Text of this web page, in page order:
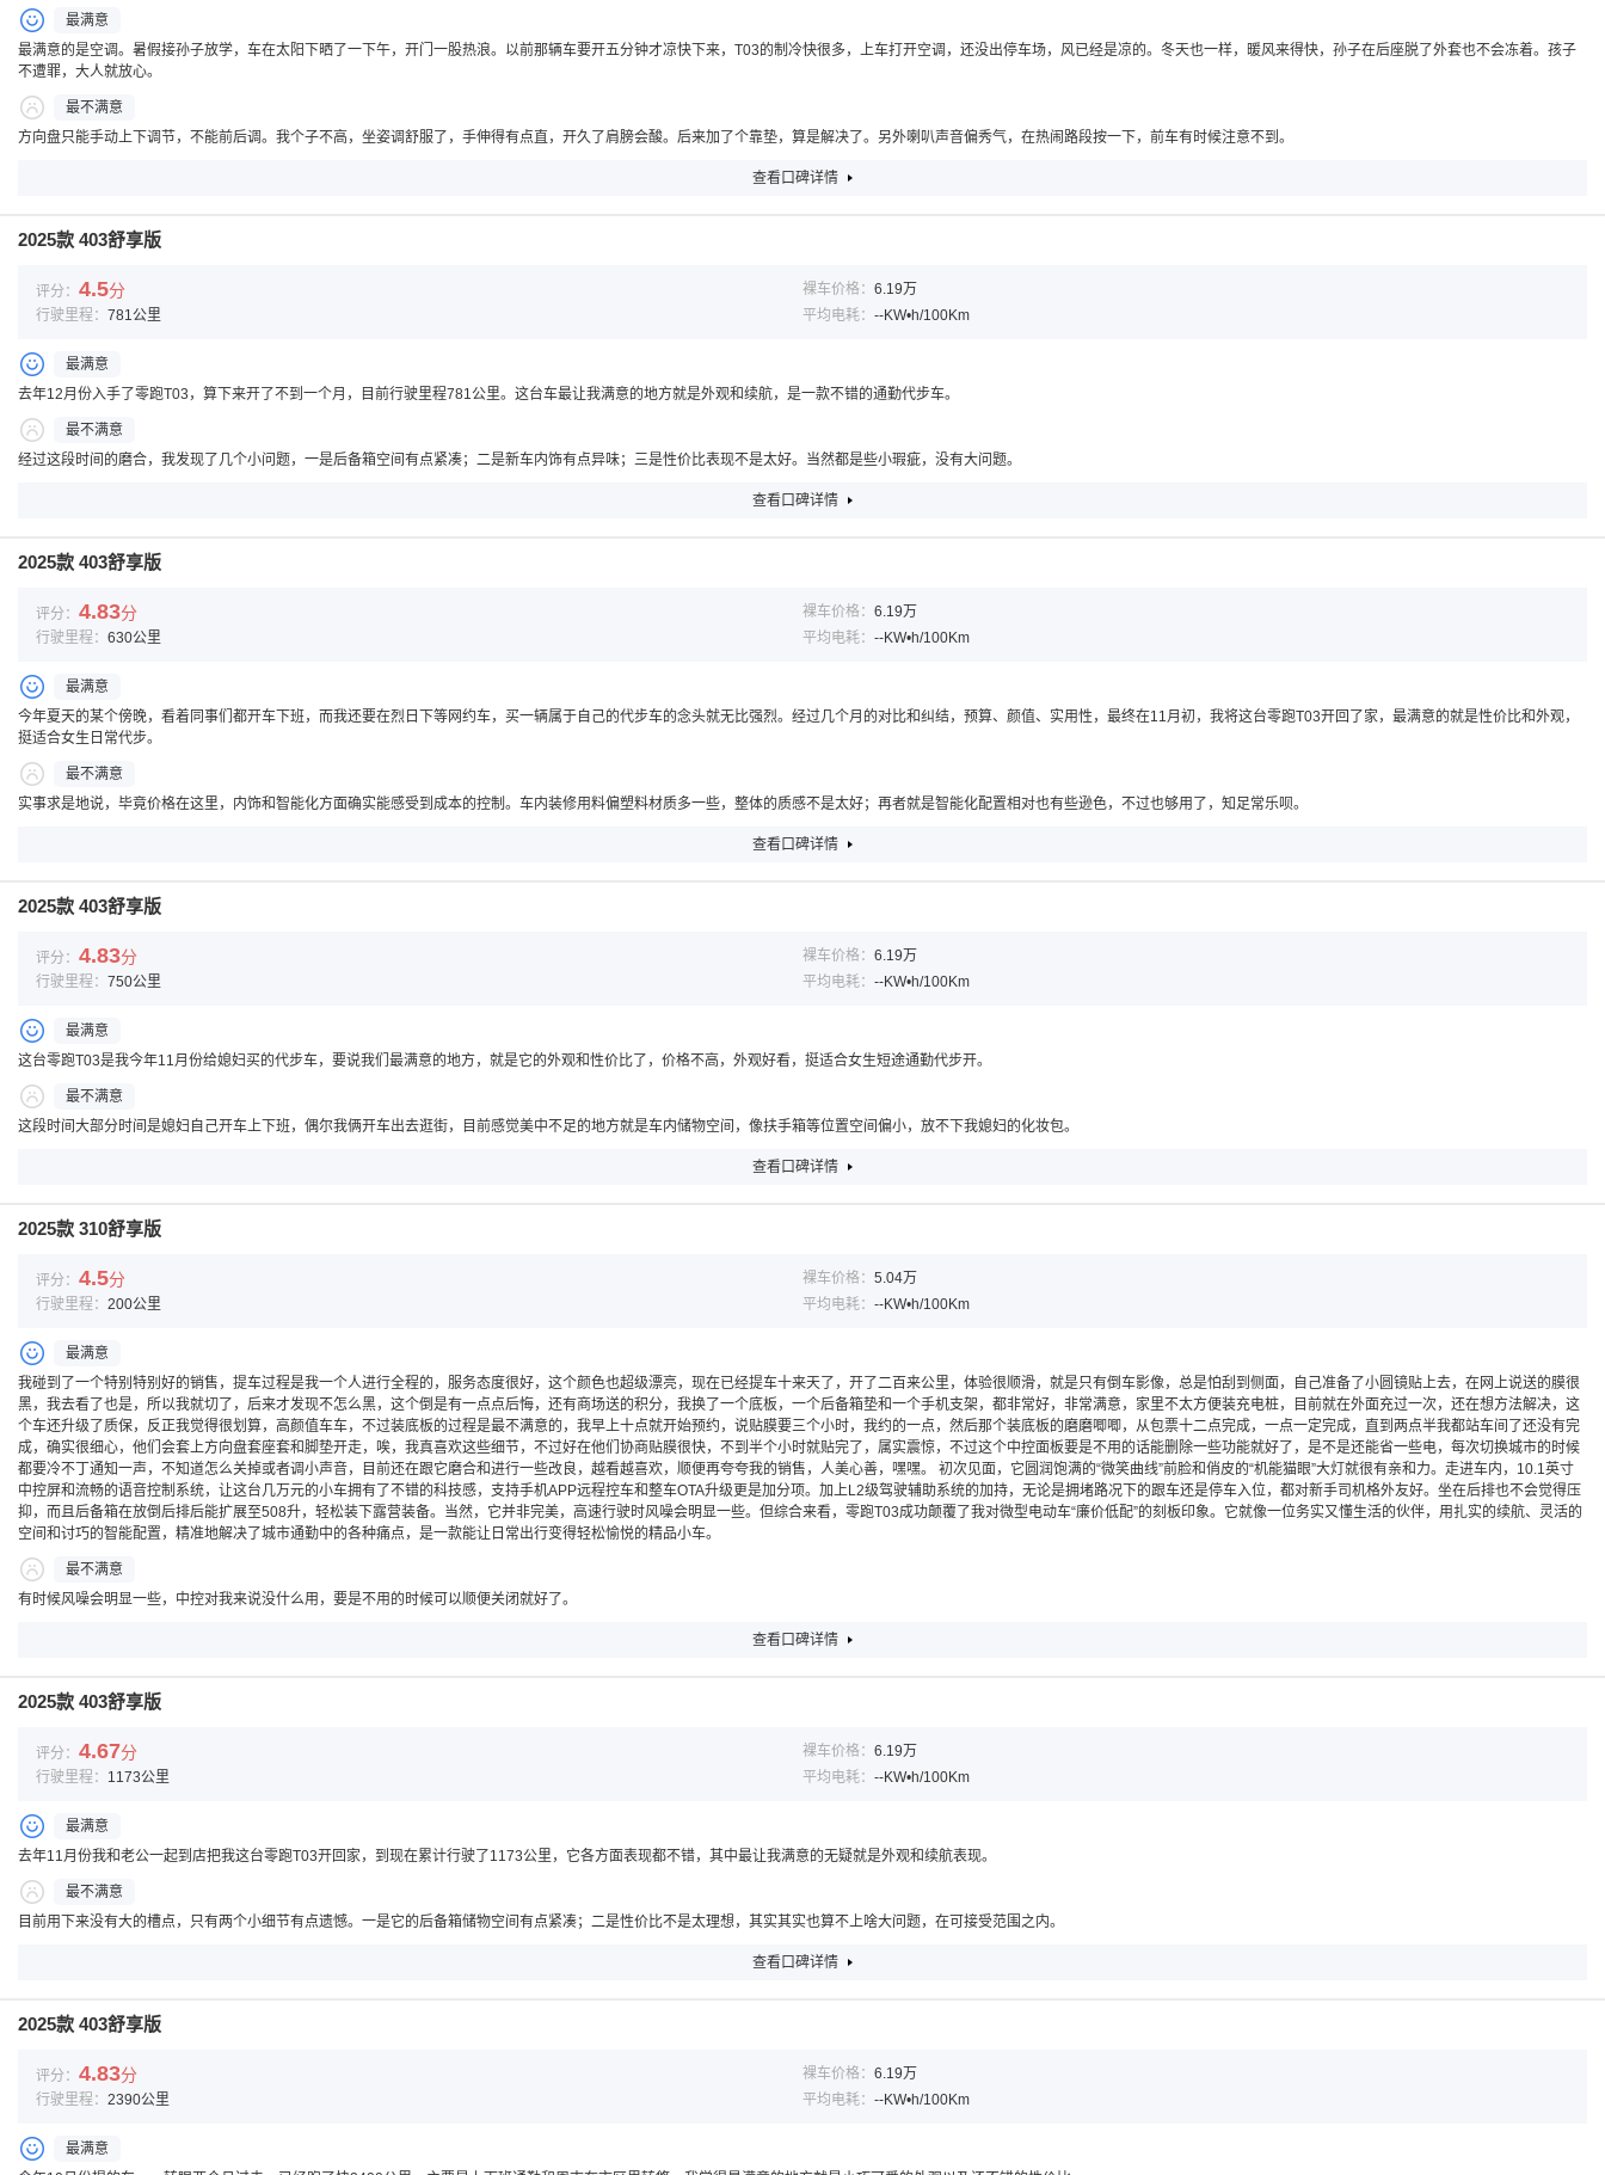
最满意
最满意的是空调。暑假接孙子放学，车在太阳下晒了一下午，开门一股热浪。以前那辆车要开五分钟才凉快下来，T03的制冷快很多，上车打开空调，还没出停车场，风已经是凉的。冬天也一样，暖风来得快，孙子在后座脱了外套也不会冻着。孩子
不遭罪，大人就放心。
最不满意
方向盘只能手动上下调节，不能前后调。我个子不高，坐姿调舒服了，手伸得有点直，开久了肩膀会酸。后来加了个靠垫，算是解决了。另外喇叭声音偏秀气，在热闹路段按一下，前车有时候注意不到。
查看口碑详情
2025款 403舒享版
评分： 4.5分 裸车价格： 6.19万
行驶里程： 781公里 平均电耗： --KW•h/100Km
最满意
去年12月份入手了零跑T03，算下来开了不到一个月，目前行驶里程781公里。这台车最让我满意的地方就是外观和续航，是一款不错的通勤代步车。
最不满意
经过这段时间的磨合，我发现了几个小问题，一是后备箱空间有点紧凑；二是新车内饰有点异味；三是性价比表现不是太好。当然都是些小瑕疵，没有大问题。
查看口碑详情
2025款 403舒享版
评分： 4.83分 裸车价格： 6.19万
行驶里程： 630公里 平均电耗： --KW•h/100Km
最满意
今年夏天的某个傍晚，看着同事们都开车下班，而我还要在烈日下等网约车，买一辆属于自己的代步车的念头就无比强烈。经过几个月的对比和纠结，预算、颜值、实用性，最终在11月初，我将这台零跑T03开回了家，最满意的就是性价比和外观，
挺适合女生日常代步。
最不满意
实事求是地说，毕竟价格在这里，内饰和智能化方面确实能感受到成本的控制。车内装修用料偏塑料材质多一些，整体的质感不是太好；再者就是智能化配置相对也有些逊色，不过也够用了，知足常乐呗。
查看口碑详情
2025款 403舒享版
评分： 4.83分 裸车价格： 6.19万
行驶里程： 750公里 平均电耗： --KW•h/100Km
最满意
这台零跑T03是我今年11月份给媳妇买的代步车，要说我们最满意的地方，就是它的外观和性价比了，价格不高，外观好看，挺适合女生短途通勤代步开。
最不满意
这段时间大部分时间是媳妇自己开车上下班，偶尔我俩开车出去逛街，目前感觉美中不足的地方就是车内储物空间，像扶手箱等位置空间偏小，放不下我媳妇的化妆包。
查看口碑详情
2025款 310舒享版
评分： 4.5分 裸车价格： 5.04万
行驶里程： 200公里 平均电耗： --KW•h/100Km
最满意
我碰到了一个特别特别好的销售，提车过程是我一个人进行全程的，服务态度很好，这个颜色也超级漂亮，现在已经提车十来天了，开了二百来公里，体验很顺滑，就是只有倒车影像，总是怕刮到侧面，自己准备了小圆镜贴上去，在网上说送的膜很
黑，我去看了也是，所以我就切了，后来才发现不怎么黑，这个倒是有一点点后悔，还有商场送的积分，我换了一个底板，一个后备箱垫和一个手机支架，都非常好，非常满意，家里不太方便装充电桩，目前就在外面充过一次，还在想方法解决，这
个车还升级了质保，反正我觉得很划算，高颜值车车，不过装底板的过程是最不满意的，我早上十点就开始预约，说贴膜要三个小时，我约的一点，然后那个装底板的磨磨唧唧，从包票十二点完成，一点一定完成，直到两点半我都站车间了还没有完
成，确实很细心，他们会套上方向盘套座套和脚垫开走，唉，我真喜欢这些细节，不过好在他们协商贴膜很快，不到半个小时就贴完了，属实震惊，不过这个中控面板要是不用的话能删除一些功能就好了，是不是还能省一些电，每次切换城市的时候
都要冷不丁通知一声，不知道怎么关掉或者调小声音，目前还在跟它磨合和进行一些改良，越看越喜欢，顺便再夸夸我的销售，人美心善，嘿嘿。 初次见面，它圆润饱满的“微笑曲线”前脸和俏皮的“机能猫眼”大灯就很有亲和力。走进车内，10.1英寸
中控屏和流畅的语音控制系统，让这台几万元的小车拥有了不错的科技感，支持手机APP远程控车和整车OTA升级更是加分项。加上L2级驾驶辅助系统的加持，无论是拥堵路况下的跟车还是停车入位，都对新手司机格外友好。坐在后排也不会觉得压
抑，而且后备箱在放倒后排后能扩展至508升，轻松装下露营装备。当然，它并非完美，高速行驶时风噪会明显一些。但综合来看，零跑T03成功颠覆了我对微型电动车“廉价低配”的刻板印象。它就像一位务实又懂生活的伙伴，用扎实的续航、灵活的
空间和讨巧的智能配置，精准地解决了城市通勤中的各种痛点，是一款能让日常出行变得轻松愉悦的精品小车。
最不满意
有时候风噪会明显一些，中控对我来说没什么用，要是不用的时候可以顺便关闭就好了。
查看口碑详情
2025款 403舒享版
评分： 4.67分 裸车价格： 6.19万
行驶里程： 1173公里 平均电耗： --KW•h/100Km
最满意
去年11月份我和老公一起到店把我这台零跑T03开回家，到现在累计行驶了1173公里，它各方面表现都不错，其中最让我满意的无疑就是外观和续航表现。
最不满意
目前用下来没有大的槽点，只有两个小细节有点遗憾。一是它的后备箱储物空间有点紧凑；二是性价比不是太理想，其实其实也算不上啥大问题，在可接受范围之内。
查看口碑详情
2025款 403舒享版
评分： 4.83分 裸车价格： 6.19万
行驶里程： 2390公里 平均电耗： --KW•h/100Km
最满意